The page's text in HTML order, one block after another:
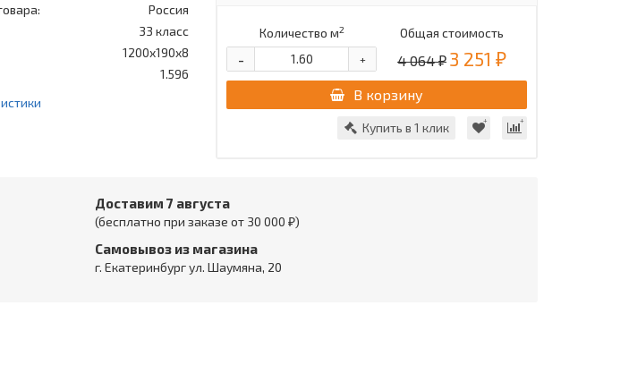
Россия
33 класс
1200x190x8
1.596
Количество м2
+
-
Общая стоимость
4 064 ₽ 3 251 ₽
В корзину
Купить в 1 клик
Доставим 7 августа
(бесплатно при заказе от 30 000 ₽)
Самовывоз из магазина
г. Екатеринбург ул. Шаумяна, 20